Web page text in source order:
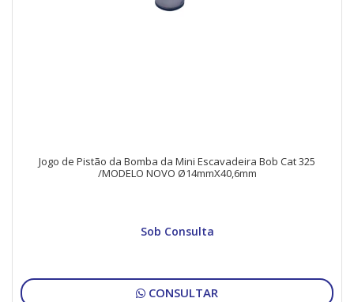
Jogo de Pistão da Bomba da Mini Escavadeira Bob Cat 325
/MODELO NOVO Ø14mmX40,6mm
Sob Consulta
CONSULTAR